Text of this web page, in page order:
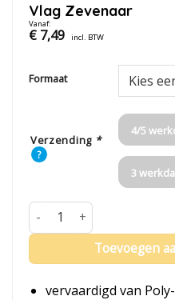
Vlag Zevenaar
Vanaf:
€7,49 incl. BTW
Formaat
Verzending *
?
4/5
3
Vlag Zevenaar aantal
Toevoegen
vervaardigd van